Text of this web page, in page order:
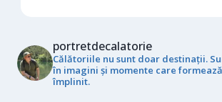
portretdecalatorie
Călătoriile nu sunt doar destinații.
în imagini și momente care
împlinit.